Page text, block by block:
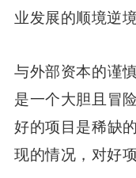
业发展的顺境逆
与外部资本的谨
是一个大胆且冒
好的项目是稀缺
现的情况，对好